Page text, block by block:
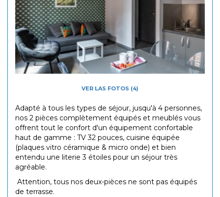
VER LAS FOTOS (4)
Adapté à tous les types de séjour, jusqu'à 4 personnes,
nos 2 pièces complètement équipés et meublés vous
offrent tout le confort d'un équipement confortable
haut de gamme : TV 32 pouces, cuisine équipée
(plaques vitro céramique & micro onde) et bien
entendu une literie 3 étoiles pour un séjour très
agréable.
Attention, tous nos deux-pièces ne sont pas équipés
de terrasse.